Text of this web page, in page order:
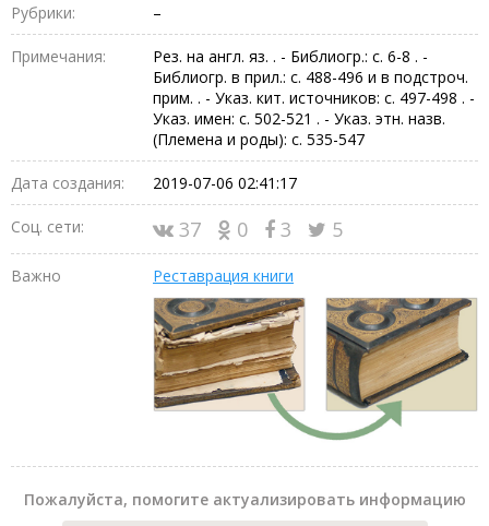
Рубрики: –
Примечания:
Рез. на англ. яз. . - Библиогр.: с. 6-8 . -
Библиогр. в прил.: с. 488-496 и в подстроч.
прим. . - Указ. кит. источников: с. 497-498 . -
Указ. имен: с. 502-521 . - Указ. этн. назв.
(Племена и роды): с. 535-547
Дата создания: 2019-07-06 02:41:17
Соц. сети: 37 0 3 5
Важно Реставрация книги
Пожалуйста, помогите актуализировать информацию